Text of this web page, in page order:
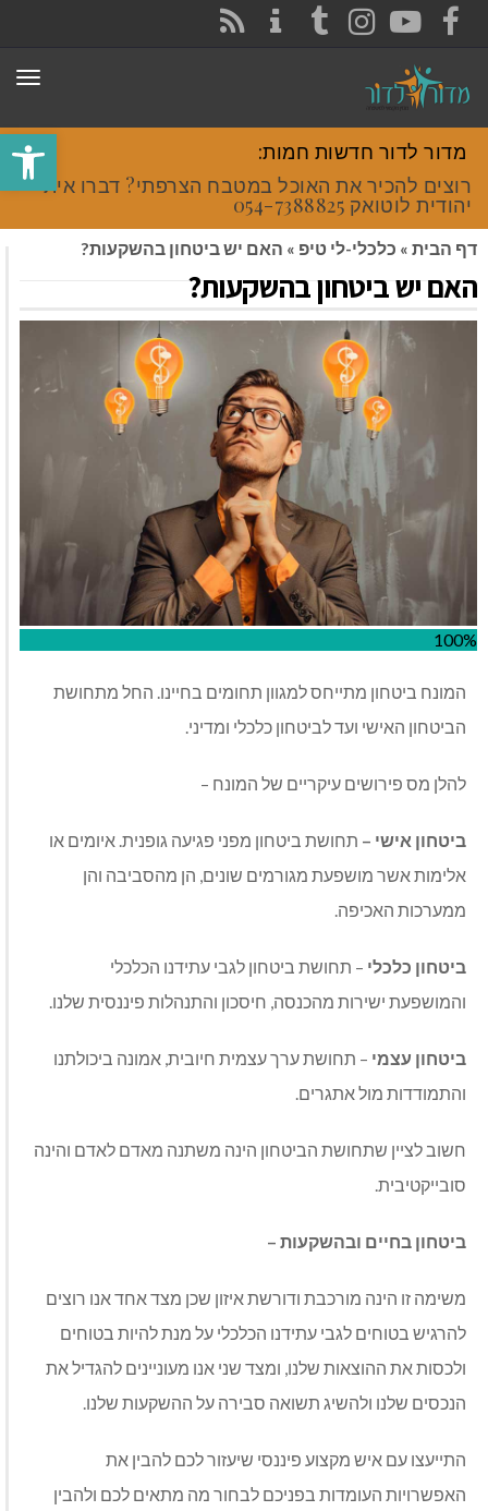
פתח
FACEBOOK
YOUTUBE
INSTAGRAM
TUMBLR
מדור לדור חדשות חמות:
רוצים להכיר את האוכל במטבח הצרפתי? דברו איתי
יהודית לוטואק 054-7388825.
דף הבית » כלכלי-לי טיפ » האם יש ביטחון בהשקעות?
האם יש ביטחון בהשקעות?
100%
המונח ביטחון מתייחס למגוון תחומים בחיינו. החל מתחושת
הביטחון האישי ועד לביטחון כלכלי ומדיני.
להלן מס פירושים עיקריים של המונח –
ביטחון אישי – תחושת ביטחון מפני פגיעה גופנית. איומים או
אלימות אשר מושפעת מגורמים שונים, הן מהסביבה והן
ממערכות האכיפה.
ביטחון כלכלי – תחושת ביטחון לגבי עתידנו הכלכלי
והמושפעת ישירות מהכנסה, חיסכון והתנהלות פיננסית שלנו.
ביטחון עצמי – תחושת ערך עצמית חיובית, אמונה ביכולתנו
והתמודדות מול אתגרים.
חשוב לציין שתחושת הביטחון הינה משתנה מאדם לאדם והינה
סובייקטיבית.
ביטחון בחיים ובהשקעות –
משימה זו הינה מורכבת ודורשת איזון שכן מצד אחד אנו רוצים
להרגיש בטוחים לגבי עתידנו הכלכלי על מנת להיות בטוחים
ולכסות את ההוצאות שלנו, ומצד שני אנו מעוניינים להגדיל את
הנכסים שלנו ולהשיג תשואה סבירה על ההשקעות שלנו.
התייעצו עם איש מקצוע פיננסי שיעזור לכם להבין את
האפשרויות העומדות בפניכם לבחור מה מתאים לכם ולהבין